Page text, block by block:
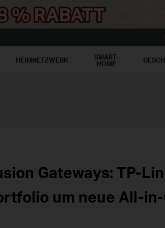
HEIMNETZWERK SMART-
HOME
Gateways: TP-
um neue All-